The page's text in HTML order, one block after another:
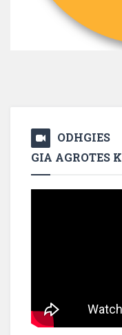
GIA AGROTES